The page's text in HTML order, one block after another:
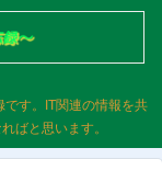
す。IT関連の情報を共
ばと思います。